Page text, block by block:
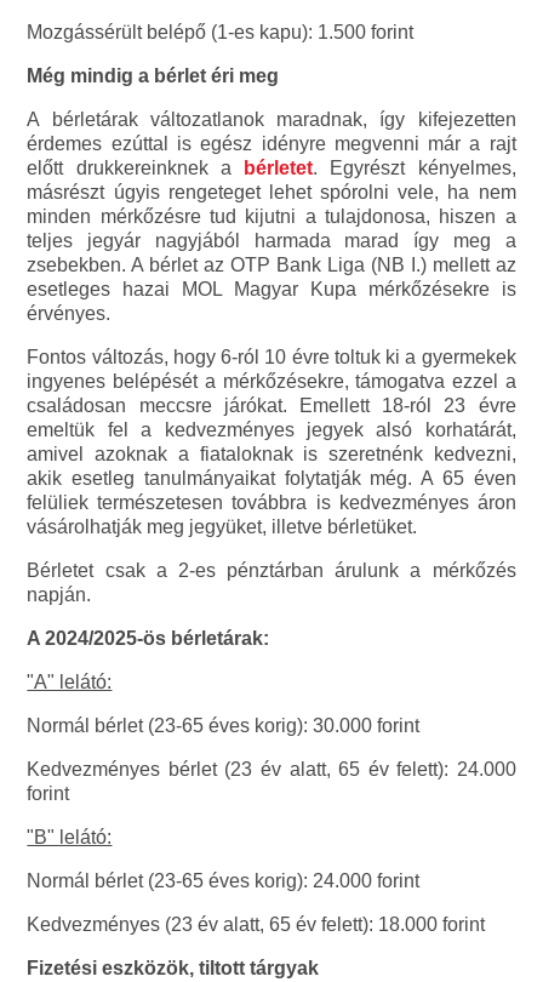
Mozgássérült belépő (1-es kapu): 1.500 forint
Még mindig a bérlet éri meg
A bérletárak változatlanok maradnak, így kifejezetten
érdemes ezúttal is egész idényre megvenni már a rajt
előtt drukkereinknek a
bérletet. Egyrészt kényelmes,
másrészt úgyis rengeteget lehet spórolni vele, ha nem
minden mérkőzésre tud kijutni a tulajdonosa, hiszen a
teljes jegyár nagyjából harmada marad így meg a
zsebekben. A bérlet az OTP Bank Liga (NB I.) mellett az
esetleges hazai MOL Magyar Kupa mérkőzésekre is
érvényes.
Fontos változás, hogy 6-ról 10 évre toltuk ki a gyermekek
ingyenes belépését a mérkőzésekre, támogatva ezzel a
családosan meccsre járókat. Emellett 18-ról 23 évre
emeltük fel a kedvezményes jegyek alsó korhatárát,
amivel azoknak a fiataloknak is szeretnénk kedvezni,
akik esetleg tanulmányaikat folytatják még. A 65 éven
felüliek természetesen továbbra is kedvezményes áron
vásárolhatják meg jegyüket, illetve bérletüket.
Bérletet csak a 2-es pénztárban árulunk a mérkőzés
napján.
A 2024/2025-ös bérletárak:
"A" lelátó:
Normál bérlet (23-65 éves korig): 30.000 forint
Kedvezményes bérlet (23 év alatt, 65 év felett): 24.000
forint
"B" lelátó:
Normál bérlet (23-65 éves korig): 24.000 forint
Kedvezményes (23 év alatt, 65 év felett): 18.000 forint
Fizetési eszközök, tiltott tárgyak